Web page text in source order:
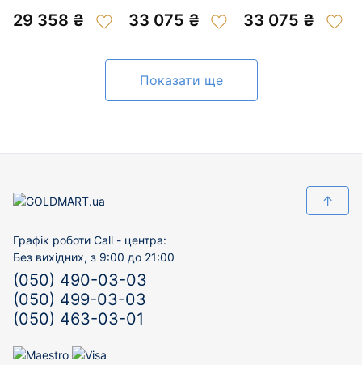
201043884
29 358 ₴ 33 075 ₴
200863096
33 075 ₴
Показати ще
↑
Графік роботи Call - центра:
Без вихідних, з 9:00 до 21:00
(050) 490-03-03
(050) 499-03-03
(050) 463-03-01